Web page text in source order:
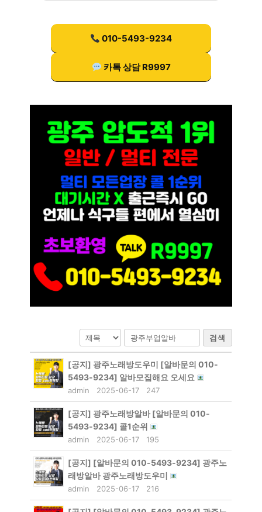
010-5493-9234
카톡 상담 R9997
검색
[공지] 광주노래방도우미 [알바문의 010-
5493-9234] 알바모집해요 오세요
admin 2025-06-17 247
[공지] 광주노래방알바 [알바문의 010-
5493-9234] 콜1순위
admin 2025-06-17 195
[공지] [알바문의 010-5493-9234] 광주노
래방알바 광주노래방도우미
admin 2025-06-17 216